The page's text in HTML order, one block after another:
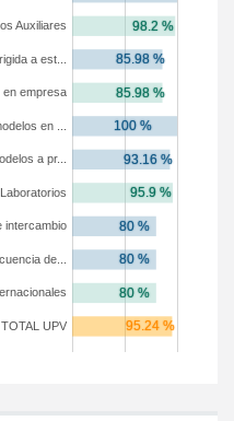
TOTAL UPV
de...
intercambio
a pr...
en ...
en empresa
a est...
Auxiliares